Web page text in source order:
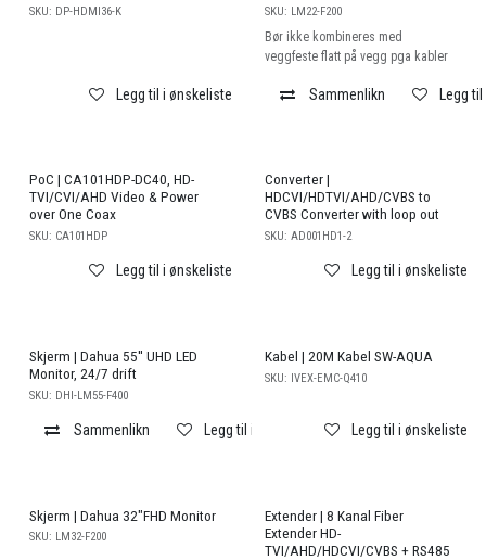
SKU: DP-HDMI36-K
Legg til i ønskeliste
SKU: LM22-F200
Bør ikke kombineres med
veggfeste flatt på vegg pga kabler
Sammenlikn Legg
PoC | CA101HDP-DC40, HD-
TVI/CVI/AHD Video & Power
over One Coax
SKU: CA101HDP
Legg til i ønskeliste
Converter |
HDCVI/HDTVI/AHD/CVBS to
CVBS Converter with loop out
SKU: AD001HD1-2
Legg til i ønskeliste
Skjerm | Dahua 55'' UHD LED
Monitor, 24/7 drift
SKU: DHI-LM55-F400
Sammenlikn Legg til i ønskeliste
Kabel | 20M Kabel SW-AQUA
SKU: IVEX-EMC-Q410
Legg til i ønskeliste
Skjerm | Dahua 32"FHD Monitor
SKU: LM32-F200
Extender | 8 Kanal Fiber
Extender HD-
TVI/AHD/HDCVI/CVBS + RS485